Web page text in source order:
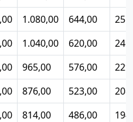
1.080,00 644,00
1.040,00 620,00
965,00 576,00
876,00 523,00
814,00 486,00